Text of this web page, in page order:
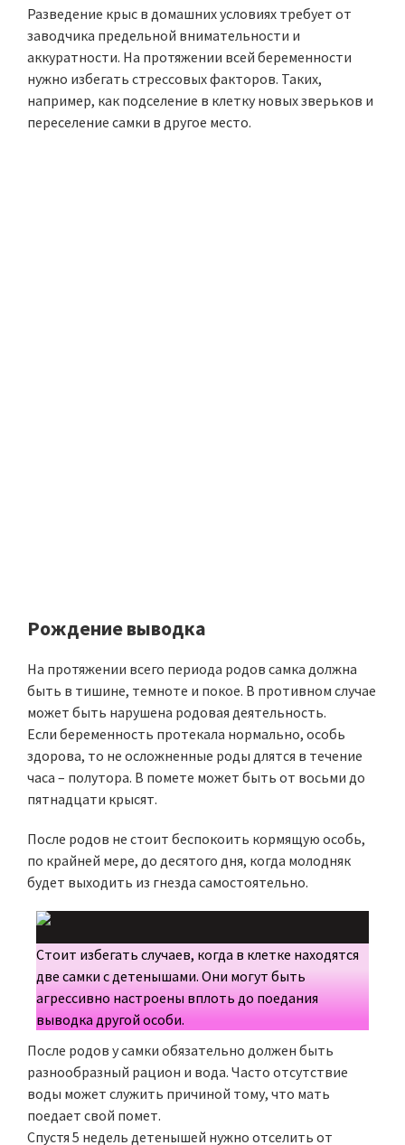
Разведение крыс в домашних условиях требует от
заводчика предельной внимательности и
аккуратности. На протяжении всей беременности
нужно избегать стрессовых факторов. Таких,
например, как подселение в клетку новых зверьков и
переселение самки в другое место.
Рождение выводка
На протяжении всего периода родов самка должна
быть в тишине, темноте и покое. В противном случае
может быть нарушена родовая деятельность.
Если беременность протекала нормально, особь
здорова, то не осложненные роды длятся в течение
часа – полутора. В помете может быть от восьми до
пятнадцати крысят.
После родов не стоит беспокоить кормящую особь,
по крайней мере, до десятого дня, когда молодняк
будет выходить из гнезда самостоятельно.
Стоит избегать случаев, когда в клетке находятся
две самки с детенышами. Они могут быть
агрессивно настроены вплоть до поедания
выводка другой особи.
После родов у самки обязательно должен быть
разнообразный рацион и вода. Часто отсутствие
воды может служить причиной тому, что мать
поедает свой помет.
Спустя 5 недель детенышей нужно отселить от